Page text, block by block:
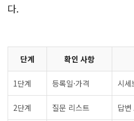
다.
단계 확인 사항
1단계 등록일·가격 시세
2단계 질문 리스트 답변